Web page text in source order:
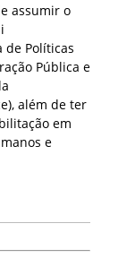
assumir o
de Políticas
Pública e
além de ter
em
e